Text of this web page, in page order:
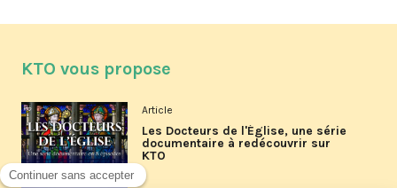
KTO vous propose
Article
Les Docteurs de l'Église, une série
documentaire à redécouvrir sur
KTO